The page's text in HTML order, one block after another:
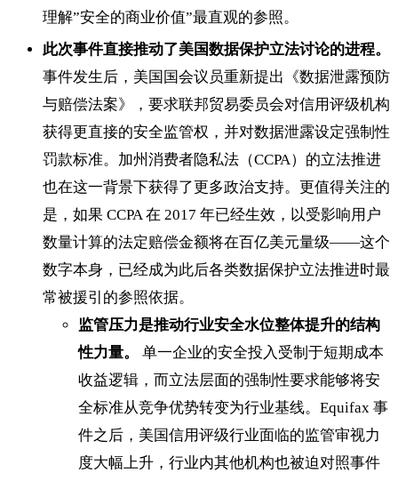
理解”安全的商业价值”最直观的参照。
此次事件直接推动了美国数据保护立法讨论的进程。
事件发生后，美国国会议员重新提出《数据泄露预防
与赔偿法案》，要求联邦贸易委员会对信用评级机构
获得更直接的安全监管权，并对数据泄露设定强制性
罚款标准。加州消费者隐私法（CCPA）的立法推进
也在这一背景下获得了更多政治支持。更值得关注的
是，如果 CCPA 在 2017 年已经生效，以受影响用户
数量计算的法定赔偿金额将在百亿美元量级——这个
数字本身，已经成为此后各类数据保护立法推进时最
常被援引的参照依据。
监管压力是推动行业安全水位整体提升的结构
性力量。
单一企业的安全投入受制于短期成本
收益逻辑，而立法层面的强制性要求能够将安
全标准从竞争优势转变为行业基线。Equifax 事
件之后，美国信用评级行业面临的监管审视力
度大幅上升，行业内其他机构也被迫对照事件